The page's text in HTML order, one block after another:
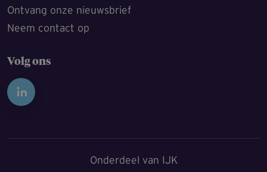
Ontvang onze nieuwsbrief
Neem contact op
Volg ons
Onderdeel van IJK